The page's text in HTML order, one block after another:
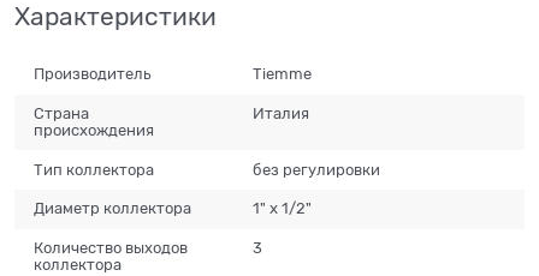
Характеристики
Производитель Tiemme
Страна
происхождения
Италия
Тип коллектора без регулировки
Диаметр коллектора 1" x 1/2"
Количество выходов
коллектора
3